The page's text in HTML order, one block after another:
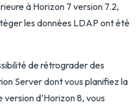
à Horizon 7 version 7.2,
les données LDAP ont été
de rétrograder des
Server dont vous planifiez la
d’Horizon 8, vous